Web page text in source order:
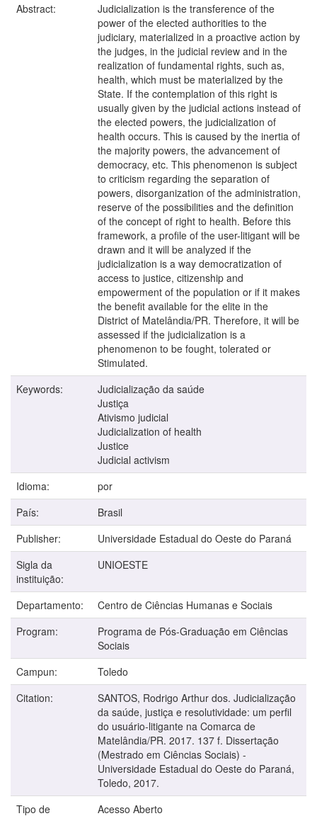
Abstract:
Judicialization is the transference of the
power of the elected authorities to the
judiciary, materialized in a proactive action by
the judges, in the judicial review and in the
realization of fundamental rights, such as,
health, which must be materialized by the
State. If the contemplation of this right is
usually given by the judicial actions instead of
the elected powers, the judicialization of
health occurs. This is caused by the inertia of
the majority powers, the advancement of
democracy, etc. This phenomenon is subject
to criticism regarding the separation of
powers, disorganization of the administration,
reserve of the possibilities and the definition
of the concept of right to health. Before this
framework, a profile of the user-litigant will be
drawn and it will be analyzed if the
judicialization is a way democratization of
access to justice, citizenship and
empowerment of the population or if it makes
the benefit available for the elite in the
District of Matelândia/PR. Therefore, it will be
assessed if the judicialization is a
phenomenon to be fought, tolerated or
Stimulated.
Keywords:
Judicialização da saúde
Justiça
Ativismo judicial
Judicialization of health
Justice
Judicial activism
Idioma:
por
País:
Brasil
Publisher:
Universidade Estadual do Oeste do Paraná
Sigla da
instituição:
UNIOESTE
Departamento:
Centro de Ciências Humanas e Sociais
Program:
Programa de Pós-Graduação em Ciências
Sociais
Campun:
Toledo
Citation:
SANTOS, Rodrigo Arthur dos. Judicialização
da saúde, justiça e resolutividade: um perfil
do usuário-litigante na Comarca de
Matelândia/PR. 2017. 137 f. Dissertação
(Mestrado em Ciências Sociais) -
Universidade Estadual do Oeste do Paraná,
Toledo, 2017.
Tipo de
Acesso Aberto